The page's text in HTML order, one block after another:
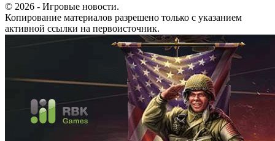
© 2026 - Игровые новости.
Копирование материалов разрешено только с указанием
активной ссылки на первоисточник.